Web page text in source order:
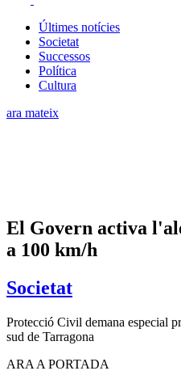
Últimes notícies
Societat
Successos
Política
Cultura
ara mateix
El Govern activa
a 100 km/h
Societat
Protecció Civil demana especial
sud de Tarragona
ARA A PORTADA